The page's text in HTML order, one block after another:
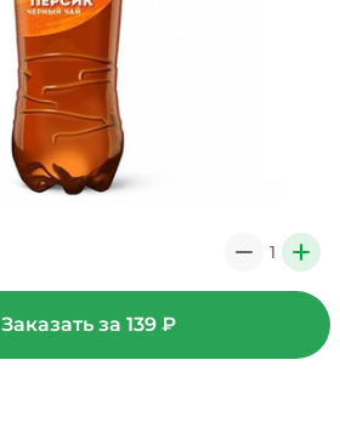
1 +
Заказать за 139₽